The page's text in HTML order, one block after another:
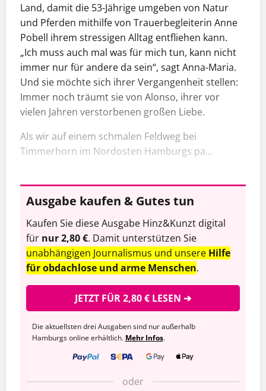
Land, damit die 53-Jährige umgeben von Natur
und Pferden mithilfe von Trauerbegleiterin Anne
Pobell ihrem stressigen Alltag entfliehen kann.
„Ich muss auch mal was für mich tun, kann nicht
immer nur für andere da sein“, sagt Anna-Maria.
Und sie möchte sich ihrer Vergangenheit stellen:
Immer noch träumt sie von Alonso, ihrer vor
vielen Jahren verstorbenen großen Liebe.
Als wir auf einem schmalen Feldweg bei
Timmerhorn im Nordosten Hamburgs pa...
Ausgabe kaufen & Gutes tun
Kaufen Sie diese Ausgabe Hinz&Kunzt digital
für nur 2,80 €. Damit unterstützen Sie
unabhängigen Journalismus und unsere Hilfe
für obdachlose und arme Menschen.
JETZT FÜR 2,80 € LESEN ➔
Die aktuellsten drei Ausgaben sind nur außerhalb
Hamburgs online erhältlich. Mehr Infos.
oder